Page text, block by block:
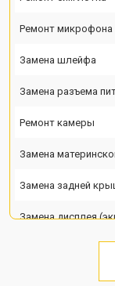
Ремонт микрофона
Замена шлейфа
Замена разъема
Ремонт камеры
Замена
Замена задней
Замена дисплея
Замена кнопки